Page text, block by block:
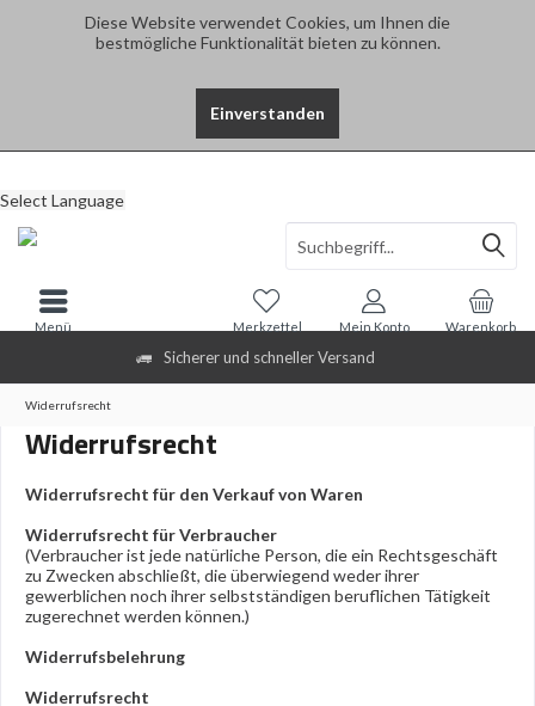
Diese Website verwendet Cookies, um Ihnen die
bestmögliche Funktionalität bieten zu können.
Einverstanden
Sicherer und schneller Versand
Select Language
Warenkorb
Merkzettel Mein Konto
Menü
Widerrufsrecht
Widerrufsrecht
Widerrufsrecht für den Verkauf von Waren
Widerrufsrecht für Verbraucher
(Verbraucher ist jede natürliche Person, die ein Rechtsgeschäft
zu Zwecken abschließt, die überwiegend weder ihrer
gewerblichen noch ihrer selbstständigen beruflichen Tätigkeit
zugerechnet werden können.)
Widerrufsbelehrung
Widerrufsrecht